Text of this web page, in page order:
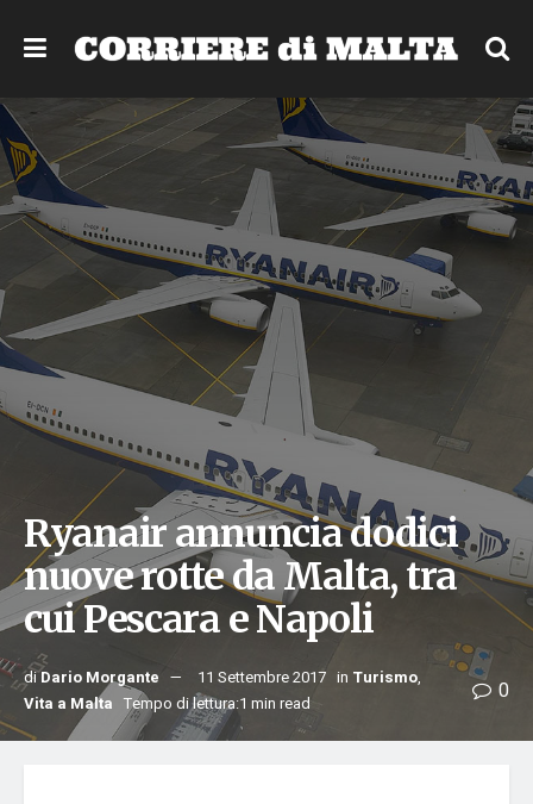
Ryanair annuncia dodici
nuove rotte da Malta, tra
cui Pescara e Napoli
diDario Morgante 11 Settembre 2017 in Turismo,
Vita a Malta Tempo di lettura:1 min read 0